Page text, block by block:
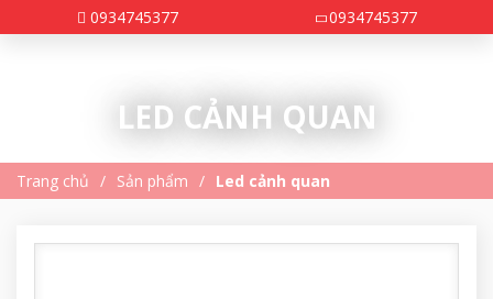
0934745377 0934745377
LED CẢNH QUAN
Trang chủ Sản phẩm Led cảnh quan